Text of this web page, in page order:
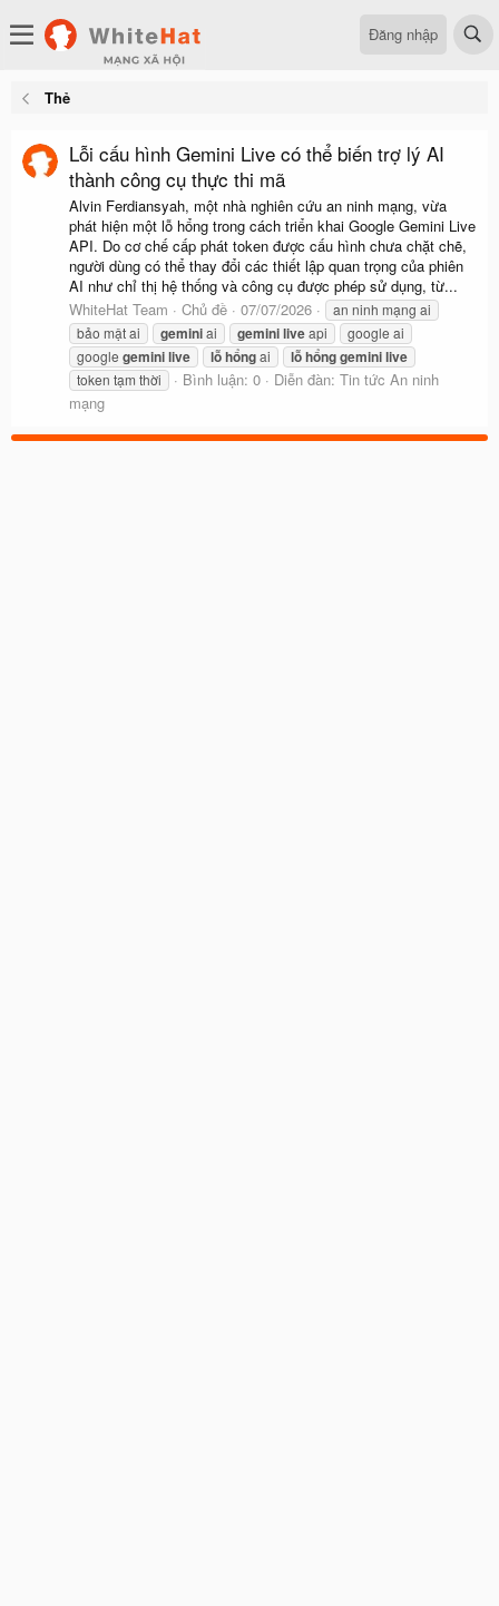
Đăng nhập
Thẻ
Lỗi cấu hình Gemini Live có thể biến trợ lý AI
thành công cụ thực thi mã
Alvin Ferdiansyah, một nhà nghiên cứu an ninh mạng, vừa
phát hiện một lỗ hổng trong cách triển khai Google Gemini Live
API. Do cơ chế cấp phát token được cấu hình chưa chặt chẽ,
người dùng có thể thay đổi các thiết lập quan trọng của phiên
AI như chỉ thị hệ thống và công cụ được phép sử dụng, từ...
WhiteHat Team
Chủ đề 07/07/2026
an ninh mạng ai
bảo mật ai
geminiai geminiliveapi
google ai
google geminilive lỗhổngai lỗhổnggeminilive
token tạm thời Bình luận: 0 Diễn đàn: Tin tức An ninh
mạng